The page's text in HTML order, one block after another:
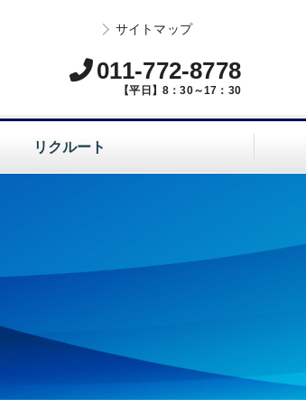
011-772-8778
【平日】8：30～17：30
サイトマップ
リクルート
土木施工管理の仕事内容